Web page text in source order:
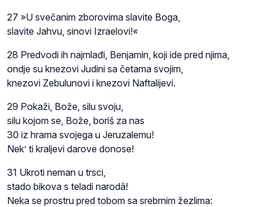
27 »U svečanim zborovima slavite Boga,
slavite Jahvu, sinovi Izraelovi!«
28 Predvodi ih najmlađi, Benjamin, koji ide pred njima,
ondje su knezovi Judini sa četama svojim,
knezovi Zebulunovi i knezovi Naftalijevi.
29 Pokaži, Bože, silu svoju,
silu kojom se, Bože, boriš za nas
30 iz hrama svojega u Jeruzalemu!
Nek’ ti kraljevi darove donose!
31 Ukroti neman u trsci,
stado bikova s teladi narodâ!
Neka se prostru pred tobom sa srebrnim žezlima: